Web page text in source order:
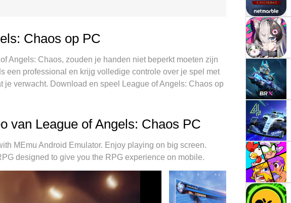
Chaos op PC
Angels: Chaos, zouden je handen niet beperkt moeten zijn
een professional en krijg volledige controle over je spel met
je verwacht. Download en speel League of Angels: Chaos op
meer van batterij, mobiele data en storende oproepen. De
ingestelde keymapping systeem van League of Angels:
manager maakt het spelen van 2 of meer accounts op
onze exclusieve emulatie-engine kan het volledige
soepel verloopt.
van League of Angels: Chaos PC
MEmu Android Emulator. Enjoy playing on big screen.
designed to give you the RPG experience on mobile.